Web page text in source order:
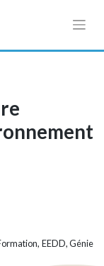
EEDD, Génie